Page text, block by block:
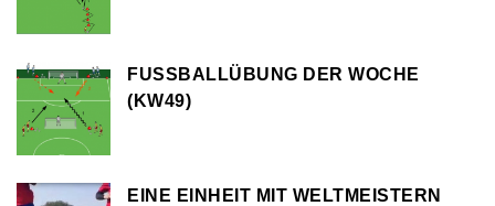
FUSSBALLÜBUNG DER WOCHE (
KW49)
EINE EINHEIT MIT WELTMEISTERN